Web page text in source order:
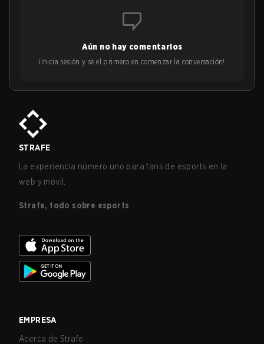
Aún no hay comentarios
¡Inicia sesión y sé el primero en comenzar la conversación!
STRAFE
La experiencia número uno para fans de esports en la
web y móvil.
Strafe, todo sobre esports
EMPRESA
Acerca de Strafe